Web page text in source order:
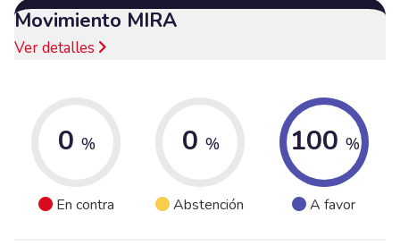
Movimiento MIRA
Ver detalles
0 %
En contra
0 %
Abstención
100 %
A favor